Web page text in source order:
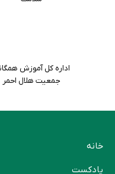
اداره کل آموزش
جمعیت هلال احمر
خانه
پادکست